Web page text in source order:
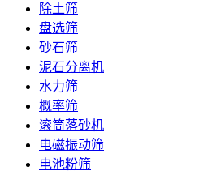
除土筛
盘选筛
砂石筛
泥石分离机
水力筛
概率筛
滚筒落砂机
电磁振动筛
电池粉筛